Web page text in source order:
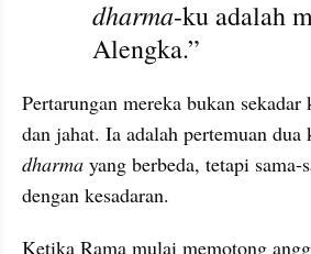
dharma-ku adalah
Alengka.”
Pertarungan mereka bukan
dharma yang berbeda, tetapi sama-
dengan kesadaran.
Ketika Rama mulai memotong